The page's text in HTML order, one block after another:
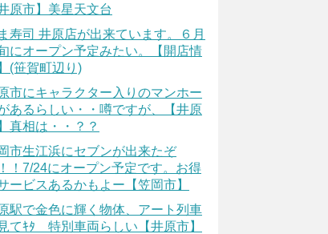
井原市】美星天文台
寿司 井原店が出来ています。６月
旬にオープン予定みたい。【開店情
(笹賀町辺り)
市にキャラクター入りのマンホー
あるらしい・・噂ですが、【井原
真相は・・？？
市生江浜にセブンが出来たぞ
！7/24にオープン予定です。お得
ービスあるかもよー【笠岡市】
駅で金色に輝く物体、アート列車
てｷﾀ 特別車両らしい【井原市】